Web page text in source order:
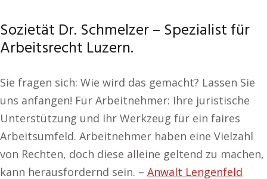
Sozietät Dr. Schmelzer – Spezialist für
Arbeitsrecht Luzern.
Sie fragen sich: Wie wird das gemacht? Lassen Sie
uns anfangen! Für Arbeitnehmer: Ihre juristische
Unterstützung und Ihr Werkzeug für ein faires
Arbeitsumfeld. Arbeitnehmer haben eine Vielzahl
von Rechten, doch diese alleine geltend zu machen,
kann herausfordernd sein. – Anwalt Lengenfeld